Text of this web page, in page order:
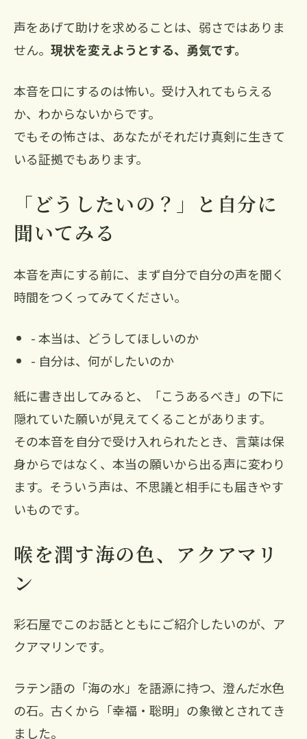
声をあげて助けを求めることは、弱さではありま
せん。 現状を変えようとする、勇気です。
本音を口にするのは怖い。受け入れてもらえる
か、わからないからです。
でもその怖さは、あなたがそれだけ真剣に生きて
いる証拠でもあります。
「どうしたいの？」と自分に
聞いてみる
本音を声にする前に、まず自分で自分の声を聞く
時間をつくってみてください。
- 本当は、どうしてほしいのか
- 自分は、何がしたいのか
紙に書き出してみると、「こうあるべき」の下に
隠れていた願いが見えてくることがあります。
その本音を自分で受け入れられたとき、言葉は保
身からではなく、本当の願いから出る声に変わり
ます。そういう声は、不思議と相手にも届きやす
いものです。
喉を潤す海の色、アクアマリ
ン
彩石屋でこのお話とともにご紹介したいのが、ア
クアマリンです。
ラテン語の「海の水」を語源に持つ、澄んだ水色
の石。古くから「幸福・聡明」の象徴とされてき
ました。